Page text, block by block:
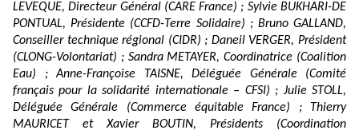
LEVEQUE, Directeur Général (CARE France) ; Sylvie BUKHARI-DE
PONTUAL, Présidente (CCFD-Terre Solidaire) ; Bruno GALLAND,
Conseiller technique régional (CIDR) ; Daneil VERGER, Président
(CLONG-Volontariat) ; Sandra METAYER, Coordinatrice (Coalition
Eau) ; Anne-Françoise TAISNE, Déléguée Générale (Comité
français pour la solidarité internationale – CFSI) ; Julie STOLL,
Déléguée Générale (Commerce équitable France) ; Thierry
MAURICET et Xavier BOUTIN, Présidents (Coordination